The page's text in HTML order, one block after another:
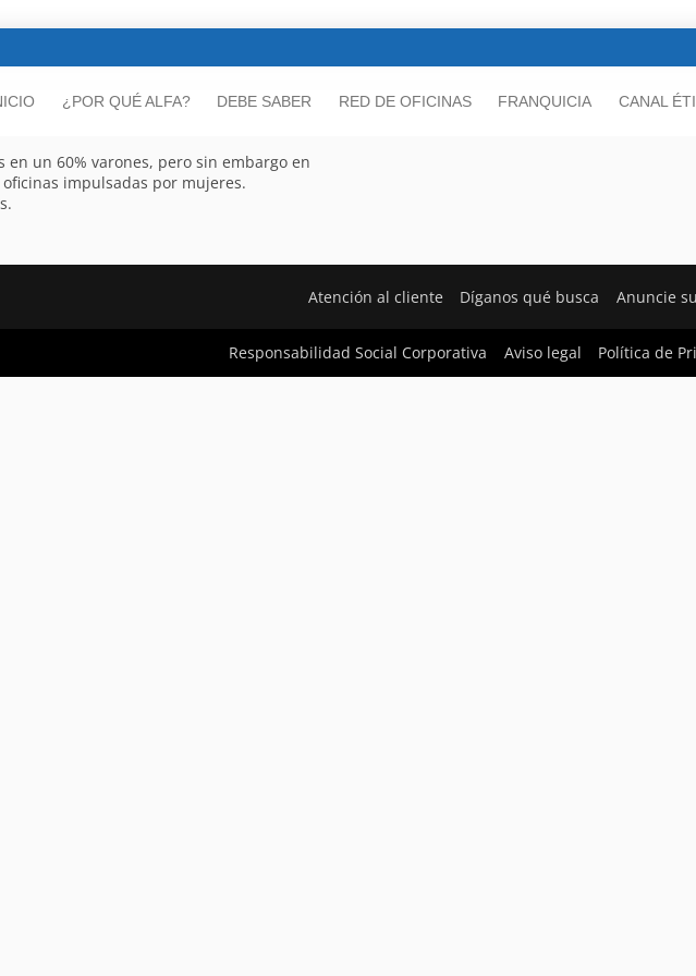
¿POR QUÉ ALFA? DEBE SABER RED DE OFICINAS FRANQUICIA CANAL
un 60% varones, pero sin embargo en
impulsadas por mujeres.
Atención al cliente Díganos qué busca Anuncie
Responsabilidad Social Corporativa Aviso legal Política de